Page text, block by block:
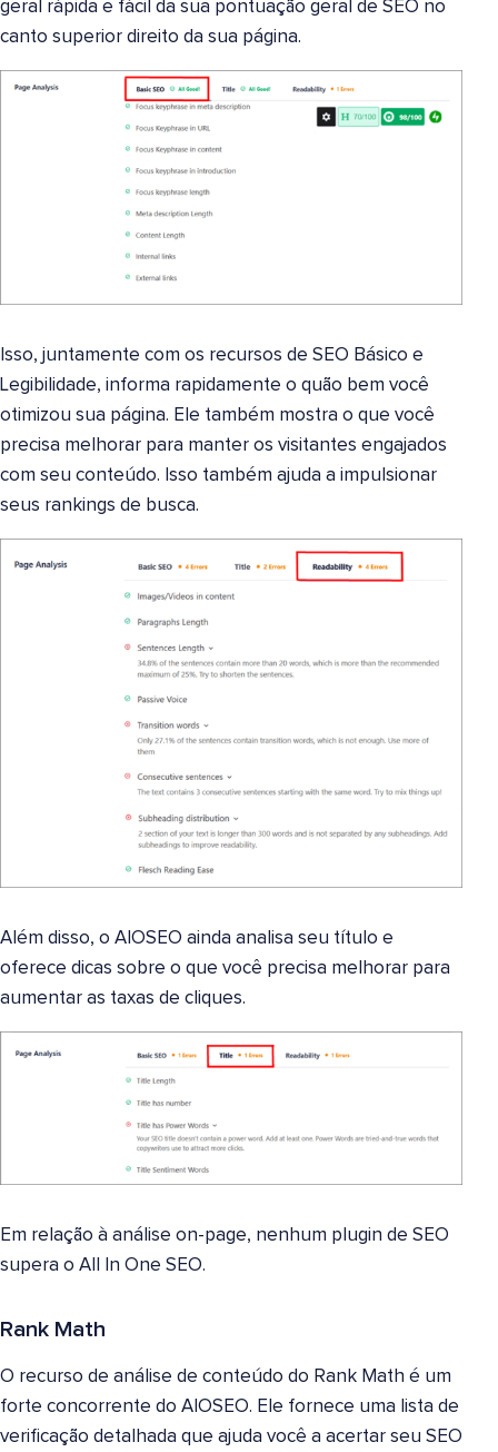
geral rápida e fácil da sua pontuação geral de SEO no
canto superior direito da sua página.
Isso, juntamente com os recursos de SEO Básico e
Legibilidade, informa rapidamente o quão bem você
otimizou sua página. Ele também mostra o que você
precisa melhorar para manter os visitantes engajados
com seu conteúdo. Isso também ajuda a impulsionar
seus rankings de busca.
Além disso, o AIOSEO ainda analisa seu título e
oferece dicas sobre o que você precisa melhorar para
aumentar as taxas de cliques.
Em relação à análise on-page, nenhum plugin de SEO
supera o All In One SEO.
Rank Math
O recurso de análise de conteúdo do Rank Math é um
forte concorrente do AIOSEO. Ele fornece uma lista de
verificação detalhada que ajuda você a acertar seu SEO